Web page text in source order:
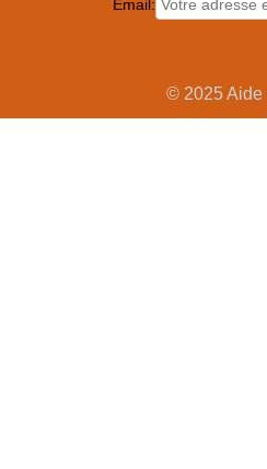
Email:
© 2025 Aide